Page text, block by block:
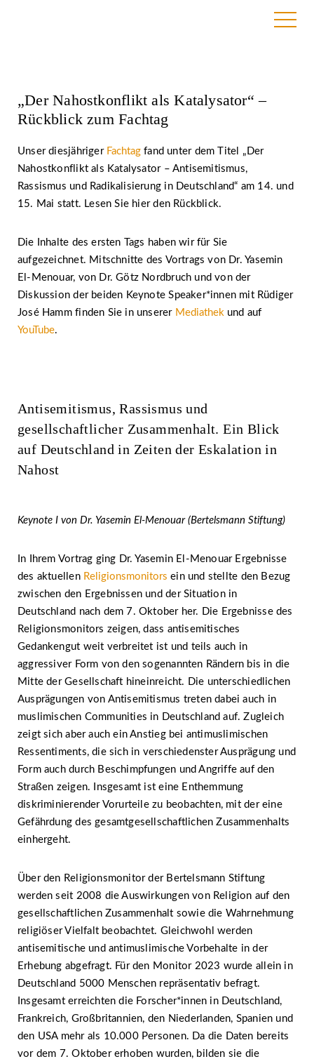
„Der Nahostkonflikt als Katalysator“ –
Rückblick zum Fachtag
Unser diesjähriger Fachtag fand unter dem Titel „Der
Nahostkonflikt als Katalysator – Antisemitismus,
Rassismus und Radikalisierung in Deutschland“ am 14. und
15. Mai statt. Lesen Sie hier den Rückblick.
Die Inhalte des ersten Tags haben wir für Sie
aufgezeichnet. Mitschnitte des Vortrags von Dr. Yasemin
El-Menouar, von Dr. Götz Nordbruch und von der
Diskussion der beiden Keynote Speaker*innen mit Rüdiger
José Hamm finden Sie in unserer Mediathekund auf
YouTube.
Antisemitismus, Rassismus und
gesellschaftlicher Zusammenhalt. Ein Blick
auf Deutschland in Zeiten der Eskalation in
Nahost
Keynote I von Dr. Yasemin El-Menouar (Bertelsmann Stiftung)
In Ihrem Vortrag ging Dr. Yasemin El-Menouar Ergebnisse
des aktuellen Religionsmonitors ein und stellte den Bezug
zwischen den Ergebnissen und der Situation in
Deutschland nach dem 7. Oktober her. Die Ergebnisse des
Religionsmonitors zeigen, dass antisemitisches
Gedankengut weit verbreitet ist und teils auch in
aggressiver Form von den sogenannten Rändern bis in die
Mitte der Gesellschaft hineinreicht. Die unterschiedlichen
Ausprägungen von Antisemitismus treten dabei auch in
muslimischen Communities in Deutschland auf. Zugleich
zeigt sich aber auch ein Anstieg bei antimuslimischen
Ressentiments, die sich in verschiedenster Ausprägung und
Form auch durch Beschimpfungen und Angriffe auf den
Straßen zeigen. Insgesamt ist eine Enthemmung
diskriminierender Vorurteile zu beobachten, mit der eine
Gefährdung des gesamtgesellschaftlichen Zusammenhalts
einhergeht.
Über den Religionsmonitor der Bertelsmann Stiftung
werden seit 2008 die Auswirkungen von Religion auf den
gesellschaftlichen Zusammenhalt sowie die Wahrnehmung
religiöser Vielfalt beobachtet. Gleichwohl werden
antisemitische und antimuslimische Vorbehalte in der
Erhebung abgefragt. Für den Monitor 2023 wurde allein in
Deutschland 5000 Menschen repräsentativ befragt.
Insgesamt erreichten die Forscher*innen in Deutschland,
Frankreich, Großbritannien, den Niederlanden, Spanien und
den USA mehr als 10.000 Personen. Da die Daten bereits
vor dem 7. Oktober erhoben wurden, bilden sie die